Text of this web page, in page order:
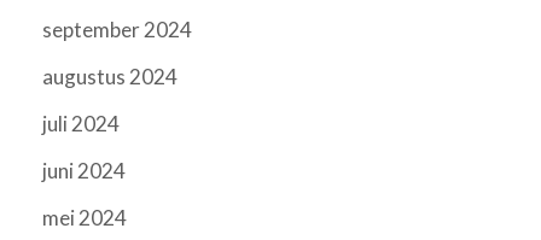
september 2024
augustus 2024
juli 2024
juni 2024
mei 2024